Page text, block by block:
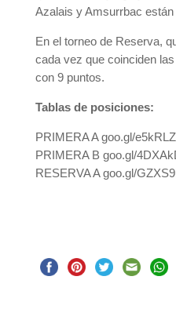
Azalais y Amsurrbac
En el torneo de Reserva,
cada vez que coinciden
con 9 puntos.
Tablas de posiciones:
PRIMERA A goo.gl/e5kRLZ
PRIMERA B goo.gl/
RESERVA A goo.gl/